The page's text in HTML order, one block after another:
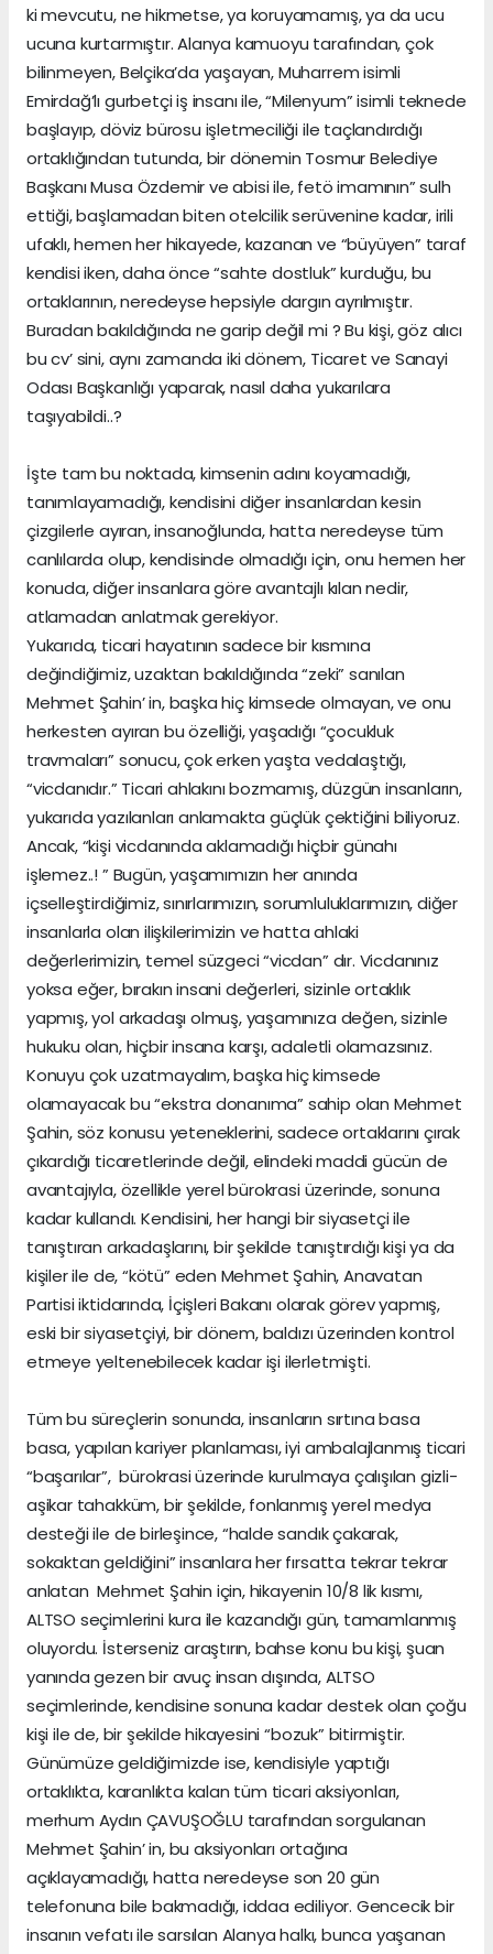
ki mevcutu, ne hikmetse, ya koruyamamış, ya da ucu
ucuna kurtarmıştır. Alanya kamuoyu tarafından, çok
bilinmeyen, Belçika’da yaşayan, Muharrem isimli
Emirdağ’lı gurbetçi iş insanı ile, “Milenyum” isimli teknede
başlayıp, döviz bürosu işletmeciliği ile taçlandırdığı
ortaklığından tutunda, bir dönemin Tosmur Belediye
Başkanı Musa Özdemir ve abisi ile, fetö imamının” sulh
ettiği, başlamadan biten otelcilik serüvenine kadar, irili
ufaklı, hemen her hikayede, kazanan ve “büyüyen” taraf
kendisi iken, daha önce “sahte dostluk” kurduğu, bu
ortaklarının, neredeyse hepsiyle dargın ayrılmıştır.
Buradan bakıldığında ne garip değil mi ? Bu kişi, göz alıcı
bu cv’ sini, aynı zamanda iki dönem, Ticaret ve Sanayi
Odası Başkanlığı yaparak, nasıl daha yukarılara
taşıyabildi..?
İşte tam bu noktada, kimsenin adını koyamadığı,
tanımlayamadığı, kendisini diğer insanlardan kesin
çizgilerle ayıran, insanoğlunda, hatta neredeyse tüm
canlılarda olup, kendisinde olmadığı için, onu hemen her
konuda, diğer insanlara göre avantajlı kılan nedir,
atlamadan anlatmak gerekiyor.
Yukarıda, ticari hayatının sadece bir kısmına
değindiğimiz, uzaktan bakıldığında “zeki” sanılan
Mehmet Şahin’ in, başka hiç kimsede olmayan, ve onu
herkesten ayıran bu özelliği, yaşadığı “çocukluk
travmaları” sonucu, çok erken yaşta vedalaştığı,
“vicdanıdır.” Ticari ahlakını bozmamış, düzgün insanların,
yukarıda yazılanları anlamakta güçlük çektiğini biliyoruz.
Ancak, “kişi vicdanında aklamadığı hiçbir günahı
işlemez..! ” Bugün, yaşamımızın her anında
içselleştirdiğimiz, sınırlarımızın, sorumluluklarımızın, diğer
insanlarla olan ilişkilerimizin ve hatta ahlaki
değerlerimizin, temel süzgeci “vicdan” dır. Vicdanınız
yoksa eğer, bırakın insani değerleri, sizinle ortaklık
yapmış, yol arkadaşı olmuş, yaşamınıza değen, sizinle
hukuku olan, hiçbir insana karşı, adaletli olamazsınız.
Konuyu çok uzatmayalım, başka hiç kimsede
olamayacak bu “ekstra donanıma” sahip olan Mehmet
Şahin, söz konusu yeteneklerini, sadece ortaklarını çırak
çıkardığı ticaretlerinde değil, elindeki maddi gücün de
avantajıyla, özellikle yerel bürokrasi üzerinde, sonuna
kadar kullandı. Kendisini, her hangi bir siyasetçi ile
tanıştıran arkadaşlarını, bir şekilde tanıştırdığı kişi ya da
kişiler ile de, “kötü” eden Mehmet Şahin, Anavatan
Partisi iktidarında, İçişleri Bakanı olarak görev yapmış,
eski bir siyasetçiyi, bir dönem, baldızı üzerinden kontrol
etmeye yeltenebilecek kadar işi ilerletmişti.
Tüm bu süreçlerin sonunda, insanların sırtına basa
basa, yapılan kariyer planlaması, iyi ambalajlanmış ticari
“başarılar”, bürokrasi üzerinde kurulmaya çalışılan gizli-
aşikar tahakküm, bir şekilde, fonlanmış yerel medya
desteği ile de birleşince, “halde sandık çakarak,
sokaktan geldiğini” insanlara her fırsatta tekrar tekrar
anlatan Mehmet Şahin için, hikayenin 10/8 lik kısmı,
ALTSO seçimlerini kura ile kazandığı gün, tamamlanmış
oluyordu. İsterseniz araştırın, bahse konu bu kişi, şuan
yanında gezen bir avuç insan dışında, ALTSO
seçimlerinde, kendisine sonuna kadar destek olan çoğu
kişi ile de, bir şekilde hikayesini “bozuk” bitirmiştir.
Günümüze geldiğimizde ise, kendisiyle yaptığı
ortaklıkta, karanlıkta kalan tüm ticari aksiyonları,
merhum Aydın ÇAVUŞOĞLU tarafından sorgulanan
Mehmet Şahin’ in, bu aksiyonları ortağına
açıklayamadığı, hatta neredeyse son 20 gün
telefonuna bile bakmadığı, iddaa ediliyor. Gencecik bir
insanın vefatı ile sarsılan Alanya halkı, bunca yaşanan